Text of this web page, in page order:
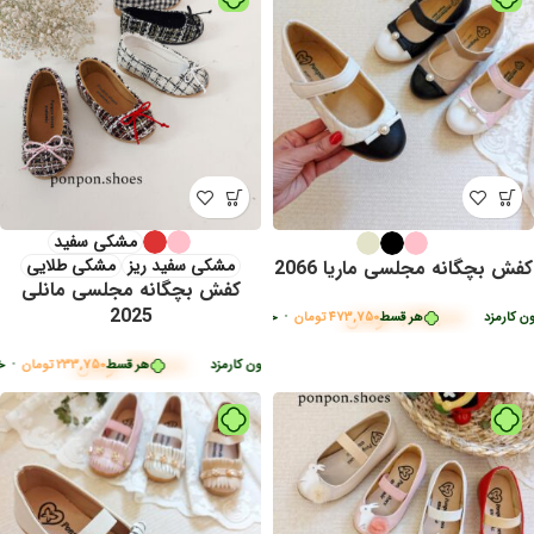
هر قسط473,750تومان • خرید قسطی با ترب‌پی بدون کارمزد
کفش بچگانه مجلسی ماریا 2066
1,895,000 تومان
هر قسط233,750تومان • خرید خرید قسطی با ترب‌پی بدون کارمزد
مشکی سفید
مشکی سفید ریز مشکی طلایی
کفش بچگانه مجلسی مانلی
2025
935,000 تومان